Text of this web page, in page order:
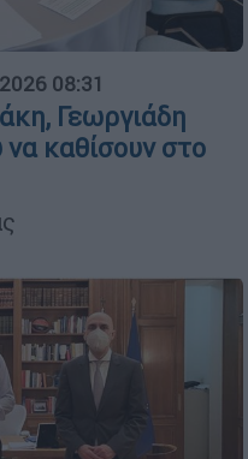
08:31
Γεωργιάδη
καθίσουν στο